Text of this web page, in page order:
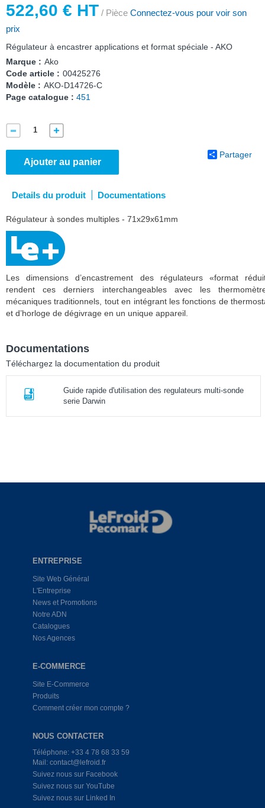
522,60 € HT / Pièce Connectez-vous pour voir son
prix
Régulateur à encastrer applications et format spéciale - AKO
Marque : Ako
Code article : 00425276
Modèle : AKO-D14726-C
Page catalogue : 451
Ajouter au panier
Partager
Details du produit Documentations
Régulateur à sondes multiples - 71x29x61mm
Les dimensions d’encastrement des régulateurs «format
rendent ces derniers interchangeables avec les
mécaniques traditionnels, tout en intégrant les fonctions de
et d’horloge de dégivrage en un unique appareil.
Documentations
Téléchargez la documentation du produit
Guide rapide d'utilisation des regulateurs multi-sonde
serie Darwin
ENTREPRISE
Site Web Général
L'Entreprise
News et Promotions
Notre ADN
Catalogues
Nos Agences
E-COMMERCE
Site E-Commerce
Produits
Comment créer mon compte ?
NOUS CONTACTER
Téléphone: +33 4 78 68 33 59
Mail: contact@lefroid.fr
Suivez nous sur Facebook
Suivez nous sur YouTube
Suivez nous sur Linked In